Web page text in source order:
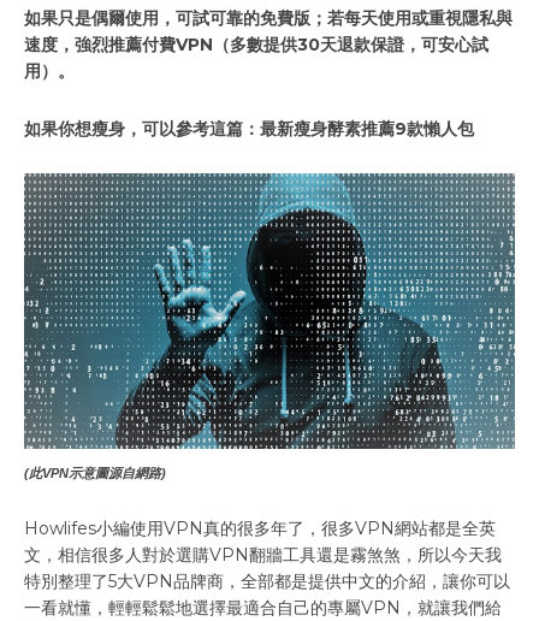
如果只是偶爾使用，可試可靠的免費版；若每天使用或重視隱私與
速度，強烈推薦付費VPN（多數提供30天退款保證，可安心試
用）。
如果你想瘦身，可以參考這篇：最新瘦身酵素推薦9款懶人包
(此VPN示意圖源自網路)
Howlifes小編使用VPN真的很多年了，很多VPN網站都是全英
文，相信很多人對於選購VPN翻牆工具還是霧煞煞，所以今天我
特別整理了5大VPN品牌商，全部都是提供中文的介紹，讓你可以
一看就懂，輕輕鬆鬆地選擇最適合自己的專屬VPN，就讓我們給